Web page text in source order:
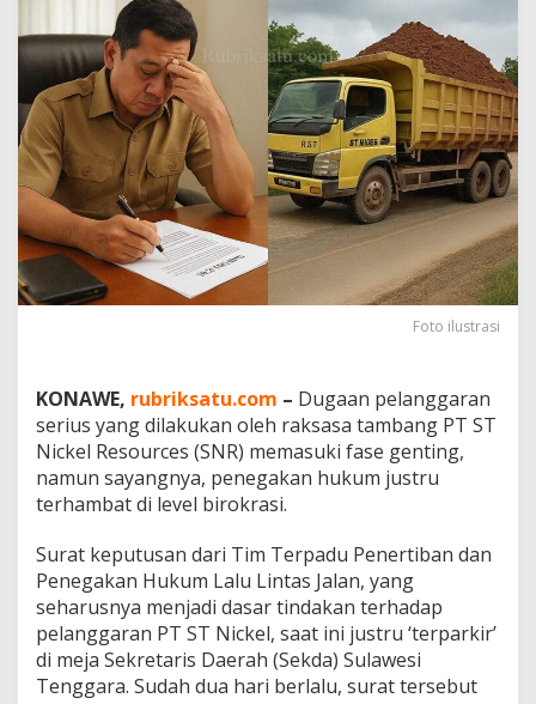
:
P
T
S
T
N
i
c
k
e
l
D
i
d
a
n
g
g
a
r
e
r
t
O
D
O
Foto ilustrasi
KONAWE, rubriksatu.com – Dugaan pelanggaran
serius yang dilakukan oleh raksasa tambang PT ST
Nickel Resources (SNR) memasuki fase genting,
namun sayangnya, penegakan hukum justru
terhambat di level birokrasi.
Surat keputusan dari Tim Terpadu Penertiban dan
Penegakan Hukum Lalu Lintas Jalan, yang
seharusnya menjadi dasar tindakan terhadap
pelanggaran PT ST Nickel, saat ini justru ‘terparkir’
di meja Sekretaris Daerah (Sekda) Sulawesi
Tenggara. Sudah dua hari berlalu, surat tersebut